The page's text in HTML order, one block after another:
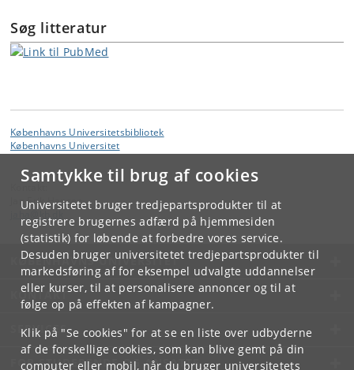
Samtykke til brug af cookies
Universitetet bruger tredjepartsprodukter til at
registrere brugernes adfærd på hjemmesiden
(statistik) for løbende at forbedre vores service.
Desuden bruger universitetet tredjepartsprodukter til
markedsføring af for eksempel udvalgte uddannelser
eller kurser, til at personalisere annoncer og til at
følge op på effekten af kampagner.
Klik på "Se cookies" for at se en liste over udbyderne
af de forskellige cookies, som kan blive gemt på din
computer eller mobil, når du bruger universitetets
Søg litteratur
Københavns Universitetsbibliotek
Københavns Universitet
Jan Erik Hansen
KØBENHAVNS UNIVERSITET
KONTAKT
SERVICES
FOR STUDERENDE OG ANSATTE